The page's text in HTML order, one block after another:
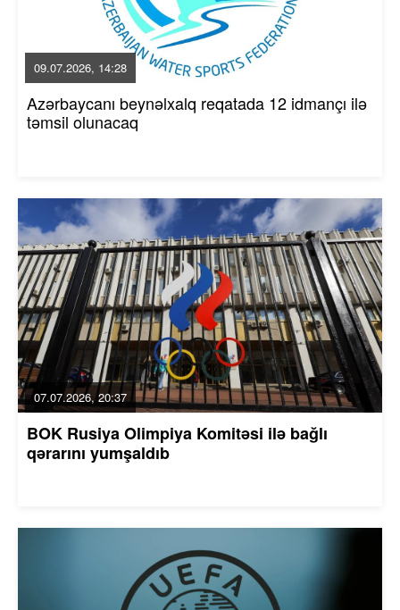
09.07.2026, 14:28
Azərbaycanı beynəlxalq reqatada 12 idmançı ilə
təmsil olunacaq
07.07.2026, 20:37
BOK Rusiya Olimpiya Komitəsi ilə bağlı
qərarını yumşaldıb